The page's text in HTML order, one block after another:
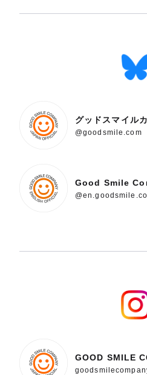
グッドスマイル
@goodsmile.com
Good Smile
GOOD SMILE